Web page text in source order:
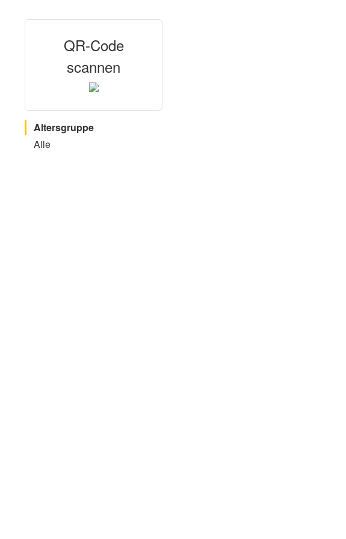
QR-Code
scannen
Altersgruppe
Alle